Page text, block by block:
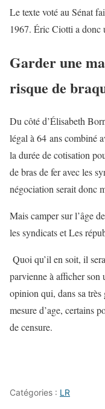
Le texte voté au Sénat
1967. Éric Ciotti a donc
Garder une
risque de
Du côté d’Élisabeth
légal à 64 ans combiné
la durée de cotisation
de bras de fer avec les
négociation serait donc
Mais camper sur l’âge
les syndicats et Les
Quoi qu’il en soit, il
parvienne à afficher son
opinion qui, dans sa
mesure d’age, certains
de censure.
Catégories : LR